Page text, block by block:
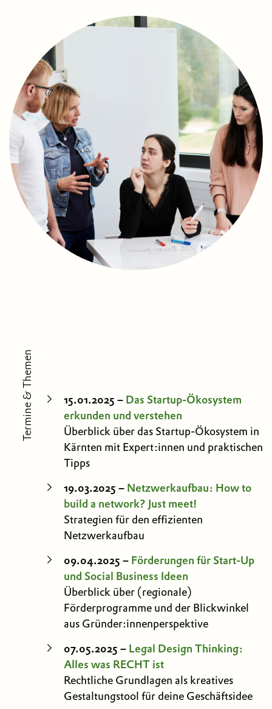
Termine & Themen 15.01.2025 – Das Startup-Ökosystem
erkunden und verstehen
Überblick über das Startup-Ökosystem in
Kärnten mit Expert:innen und praktischen
Tipps
19.03.2025 – Netzwerkaufbau: How to
build a network? Just meet!
Strategien für den effizienten
Netzwerkaufbau
09.04.2025 – Förderungen für Start-Up
und Social Business Ideen
Überblick über (regionale)
Förderprogramme und der Blickwinkel
aus Gründer:innenperspektive
07.05.2025 – Legal Design Thinking:
Alles was RECHT ist
Rechtliche Grundlagen als kreatives
Gestaltungstool für deine Geschäftsidee